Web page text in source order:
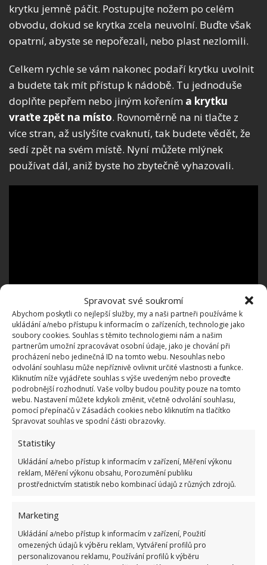
Spravovat své soukromí
Abychom poskytli co nejlepší služby, my a naši partneři používáme k
ukládání a/nebo přístupu k informacím o zařízeních, technologie jako
soubory cookies. Souhlas s těmito technologiemi nám a našim
partnerům umožní zpracovávat osobní údaje, jako je chování při
procházení nebo jedinečná ID na tomto webu. Nesouhlas nebo
odvolání souhlasu může nepříznivě ovlivnit určité vlastnosti a funkce.
Kliknutím níže vyjádřete souhlas s výše uvedeným nebo proveďte
podrobnější rozhodnutí. Vaše volby budou použity pouze na tomto
webu. Nastavení můžete kdykoli změnit, včetně odvolání souhlasu,
pomocí přepínačů v Zásadách cookies nebo kliknutím na tlačítko
Spravovat souhlas ve spodní části obrazovky.
Statistiky
Ukládání a/nebo přístup k informacím v zařízení, Měření výkonu
reklam, Měření výkonu obsahu, Porozumění publiku
prostřednictvím statistik nebo kombinací údajů z různých zdrojů.
Marketing
Ukládání a/nebo přístup k informacím v zařízení, Použití
omezených údajů k výběru reklam, Vytváření profilů pro
personalizovanou reklamu, Používání profilů k výběru
krytku jemně páčit. Postupujte nožem po celém
obvodu, dokud se krytka zcela neuvolní. Buďte však
opatrní, abyste se nepořezali, nebo plast nezlomili.
Celkem rychle se vám nakonec podaří krytku uvolnit
a budete tak mít přístup k nádobě. Tu jednoduše
doplňte pepřem nebo jiným kořením a krytku
vraťte zpět na místo. Rovnoměrně na ni tlačte z
více stran, až uslyšíte cvaknutí, tak budete vědět, že
sedí zpět na svém místě. Nyní můžete mlýnek
používat dál, aniž byste ho zbytečně vyhazovali.
plastovou část mlýnku ponořit do horké vody. Plast
na chvíli změkne abude se vám s ním mnohem
lépe pracovat. Pokud používáte mlýnek opravdu
mlýnku, u kterého podobný problém nebudete
muset řešit. Můžete si v něm umlít libovolné koření a
ve výsledku ušetříte.